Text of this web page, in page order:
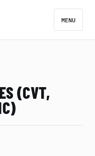
MENU
(CVT,